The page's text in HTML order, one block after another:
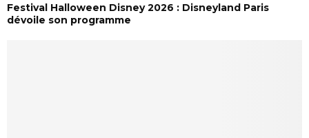
Festival Halloween Disney 2026 : Disneyland Paris
dévoile son programme